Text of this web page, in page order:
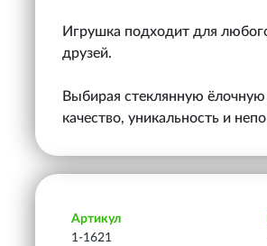
Игрушка подходит для
друзей.
Выбирая стеклянную
качество, уникальность и
Артикул
1-1621